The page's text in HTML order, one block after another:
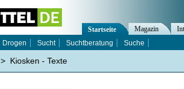
Startseite Magazin
Drogen Sucht Suchtberatung Suche
> Kiosken - Texte